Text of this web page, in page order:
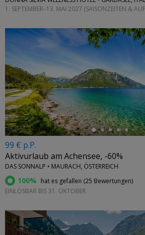
1. SEPTEMBER–13. MAI 2027 (SAISONZEITEN &
←
99 € p.P.
Aktivurlaub am Achensee, -60%
DAS SONNALP • MAURACH, ÖSTERREICH
100% hat es gefallen (25 Bewertungen)
EINLÖSBAR BIS 31. OKTOBER